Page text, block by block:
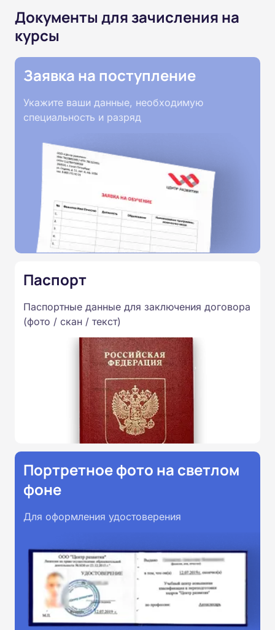
Документы для зачисления на
курсы
Заявка на поступление
Укажите ваши данные, необходимую
специальность и разряд
Паспорт
Паспортные данные для заключения договора
(фото / скан / текст)
Портретное фото на светлом
фоне
Для оформления удостоверения